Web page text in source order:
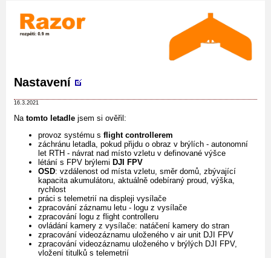
Nastavení
16.3.2021
Na tomto letadle jsem si ověřil:
provoz systému s flight controllerem
záchránu letadla, pokud přijdu o obraz v brýlích - autonomní
let RTH - návrat nad místo vzletu v definované výšce
létání s FPV brýlemi DJI FPV
OSD: vzdálenost od místa vzletu, směr domů, zbývající
kapacita akumulátoru, aktuálně odebíraný proud, výška,
rychlost
práci s telemetrií na displeji vysílače
zpracování záznamu letu - logu z vysílače
zpracování logu z flight controlleru
ovládání kamery z vysílače: natáčení kamery do stran
zpracování videozáznamu uloženého v air unit DJI FPV
zpracování videozáznamu uloženého v brýlých DJI FPV,
vložení titulků s telemetrií